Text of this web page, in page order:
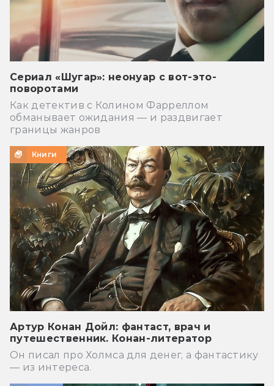
Сериал «Шугар»: неонуар с вот-это-
поворотами
Как детектив с Колином Фарреллом
обманывает ожидания — и раздвигает
границы жанров
Книги
Артур Конан Дойл: фантаст, врач и
путешественник. Конан-литератор
Он писал про Холмса для денег, а фантастику
— из интереса.